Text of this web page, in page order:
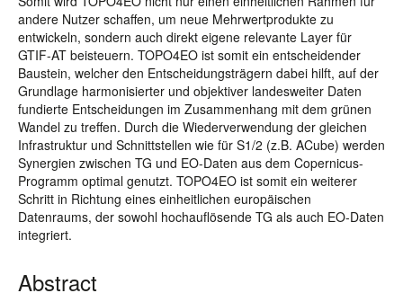
andere Nutzer schaffen, um neue Mehrwertprodukte zu
entwickeln, sondern auch direkt eigene relevante Layer für
GTIF-AT beisteuern. TOPO4EO ist somit ein entscheidender
Baustein, welcher den Entscheidungsträgern dabei hilft, auf der
Grundlage harmonisierter und objektiver landesweiter Daten
fundierte Entscheidungen im Zusammenhang mit dem grünen
Wandel zu treffen. Durch die Wiederverwendung der gleichen
Infrastruktur und Schnittstellen wie für S1/2 (z.B. ACube) werden
Synergien zwischen TG und EO-Daten aus dem Copernicus-
Programm optimal genutzt. TOPO4EO ist somit ein weiterer
Schritt in Richtung eines einheitlichen europäischen
Datenraums, der sowohl hochauflösende TG als auch EO-Daten
integriert.
Abstract